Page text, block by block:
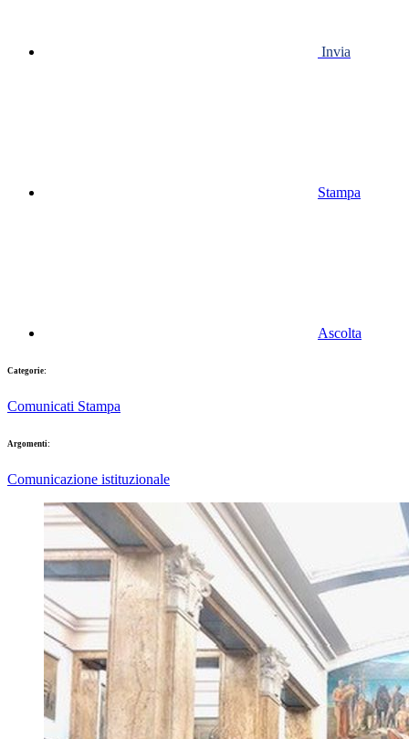
Invia
Stampa
Ascolta
Categorie:
Comunicati Stampa
Argomenti:
Comunicazione istituzionale